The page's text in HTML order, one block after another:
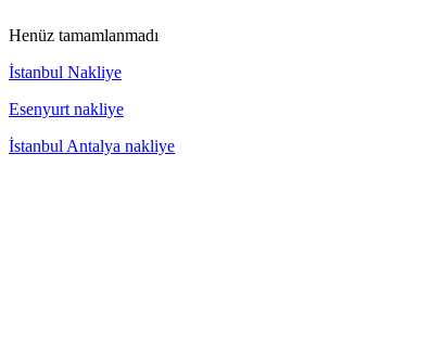
Henüz tamamlanmadı
İstanbul Nakliye
Esenyurt nakliye
İstanbul Antalya nakliye